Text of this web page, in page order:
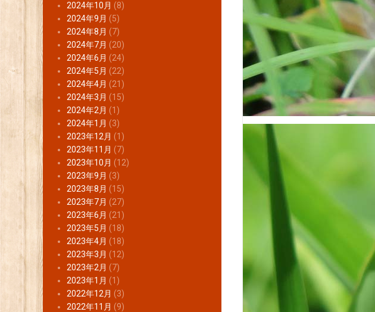
2024年10月 (8)
2024年9月 (5)
2024年8月 (7)
2024年7月 (20)
2024年6月 (24)
2024年5月 (22)
2024年4月 (21)
2024年3月 (15)
2024年2月 (1)
2024年1月 (3)
2023年12月 (1)
2023年11月 (7)
2023年10月 (12)
2023年9月 (3)
2023年8月 (15)
2023年7月 (27)
2023年6月 (21)
2023年5月 (18)
2023年4月 (18)
2023年3月 (12)
2023年2月 (7)
2023年1月 (1)
2022年12月 (3)
2022年11月 (9)